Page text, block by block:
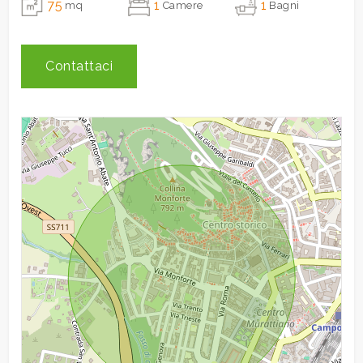
75 mq 1 Camere 1 Bagni
Contattaci
3
4
5
5+
Camere
minime
Qualsiasi
1